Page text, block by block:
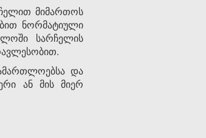
მიმართოს
ნორმატიული
სარჩელის
და
ან მის მიერ